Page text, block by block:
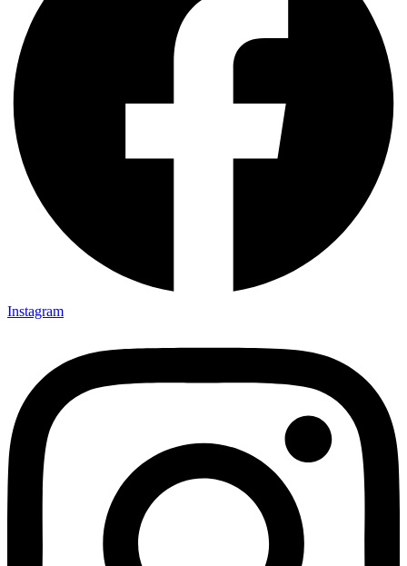
Instagram